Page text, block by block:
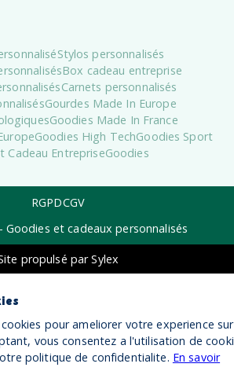
Stylos personnalisés
Box cadeau entreprise
Carnets personnalisés
Gourdes Made In Europe
Goodies Made In France
Goodies High TechGoodies Sport
Cadeau EntrepriseGoodies
RGPDCGV
- Goodies et cadeaux personnalisés
propulsé par Sylex
pour ameliorer votre experience sur
vous consentez a l'utilisation de
politique de confidentialite. En savoir